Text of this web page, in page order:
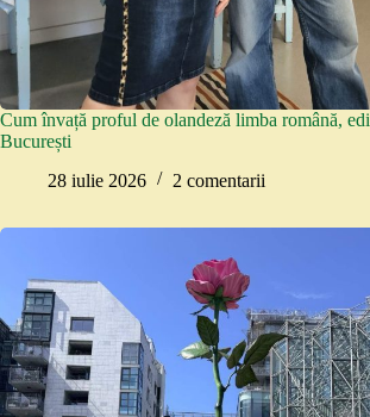
Cum învață proful de olandeză limba română,
București
28 iulie 2026
2 comentarii